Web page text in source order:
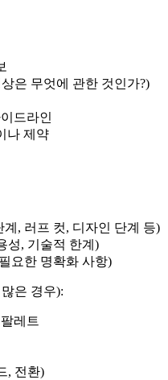
은 무엇에 관한 것인가?)
드라인
나 제약
, 러프 컷, 디자인 단계 등)
성, 기술적 한계)
요한 명확화 사항)
은 경우):
레트
, 전환)